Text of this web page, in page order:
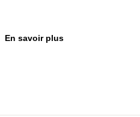
En savoir plus